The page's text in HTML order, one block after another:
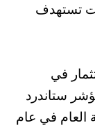
تستهدف
في
ستاندرد
في نهاية العام في عام